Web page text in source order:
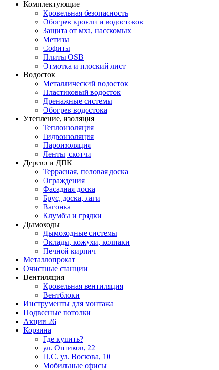
Комплектующие
Кровельная безопасность
Обогрев кровли и водостоков
Защита от мха, насекомых
Метизы
Софиты
Плиты OSB
Отмотка и плоский лист
Водосток
Металлический водосток
Пластиковый водосток
Дренажные системы
Обогрев водостока
Утепление, изоляция
Теплоизоляция
Гидроизоляция
Пароизоляция
Ленты, скотчи
Дерево и ДПК
Террасная, половая доска
Ограждения
Фасадная доска
Брус, доска, лаги
Вагонка
Клумбы и грядки
Дымоходы
Дымоходные системы
Оклады, кожухи, колпаки
Печной кирпич
Металлопрокат
Очистные станции
Вентиляция
Кровельная вентиляция
Вентблоки
Инструменты для монтажа
Подвесные потолки
Акции 26
Корзина
Где купить?
ул. Оптиков, 22
П.С. ул. Воскова, 10
Мобильные офисы